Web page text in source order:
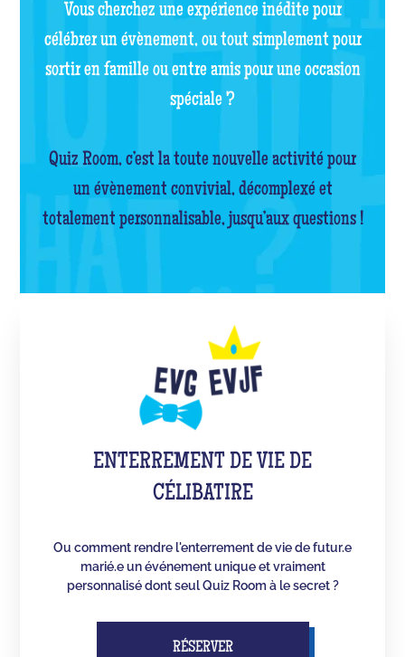
Vous cherchez une expérience inédite pour
célébrer un évènement, ou tout simplement pour
sortir en famille ou entre amis pour une occasion
spéciale ?
Quiz Room, c’est la toute nouvelle activité pour
un évènement convivial, décomplexé et
totalement personnalisable, jusqu’aux questions !
ENTERREMENT DE VIE DE
CÉLIBATIRE
Ou comment rendre l'enterrement de vie de futur.e
marié.e un événement unique et vraiment
personnalisé dont seul Quiz Room à le secret ?
RÉSERVER